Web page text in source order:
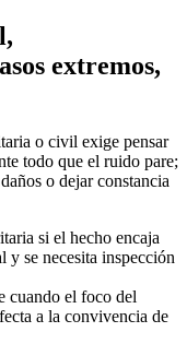
extremos,
o civil exige pensar
todo que el ruido pare;
o dejar constancia
si el hecho encaja
y se necesita inspección
cuando el foco del
a la convivencia de